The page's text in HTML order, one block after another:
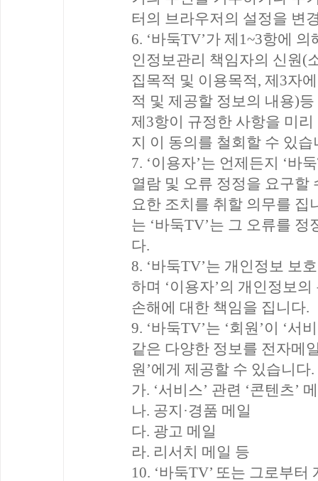
터의 브라우저의 설정을 변
6. ‘바둑TV’가 제1~3항에
인정보관리 책임자의 신원(
집목적 및 이용목적, 제3자
적 및 제공할 정보의 내용)
제3항이 규정한 사항을 미
지 이 동의를 철회할 수 있습
7. ‘이용자’는 언제든지 ‘바
열람 및 오류 정정을 요구할
요한 조치를 취할 의무를 집
는 ‘바둑TV’는 그 오류를
다.
8. ‘바둑TV’는 개인정보 보
하며 ‘이용자’의 개인정보
손해에 대한 책임을 집니다.
9. ‘바둑TV’는 ‘회원’이 ‘
같은 다양한 정보를 전자메
원’에게 제공할 수 있습니다.
가. ‘서비스’ 관련 ‘콘텐츠’
나. 공지·경품 메일
다. 광고 메일
라. 리서치 메일 등
10. ‘바둑TV’ 또는 그로부